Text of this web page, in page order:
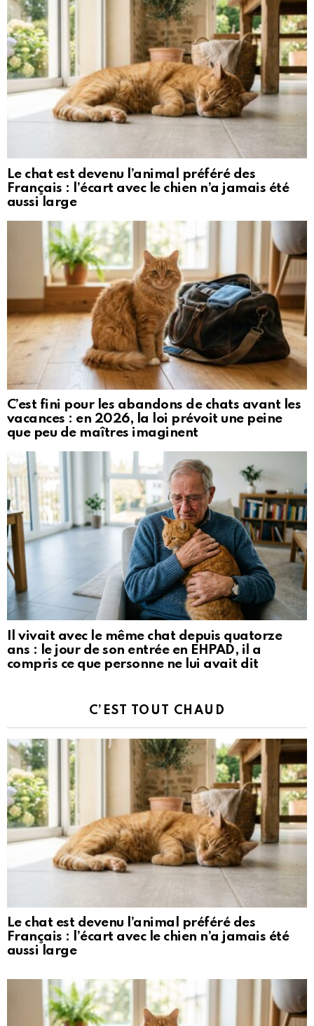
Le chat est devenu l’animal préféré des
Français : l’écart avec le chien n’a jamais été
aussi large
C’est fini pour les abandons de chats avant les
vacances : en 2026, la loi prévoit une peine
que peu de maîtres imaginent
Il vivait avec le même chat depuis quatorze
ans : le jour de son entrée en EHPAD, il a
compris ce que personne ne lui avait dit
C’EST TOUT CHAUD
Le chat est devenu l’animal préféré des
Français : l’écart avec le chien n’a jamais été
aussi large